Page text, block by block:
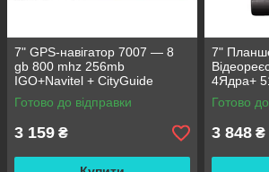
7" GPS-навігатор 7007 — 8
gb 800 mhz 256mb
IGO+Navitel + CityGuide
Готово до відправки
3 159 ₴
7"
4Ядра+
Android
Готово
3 848 ₴